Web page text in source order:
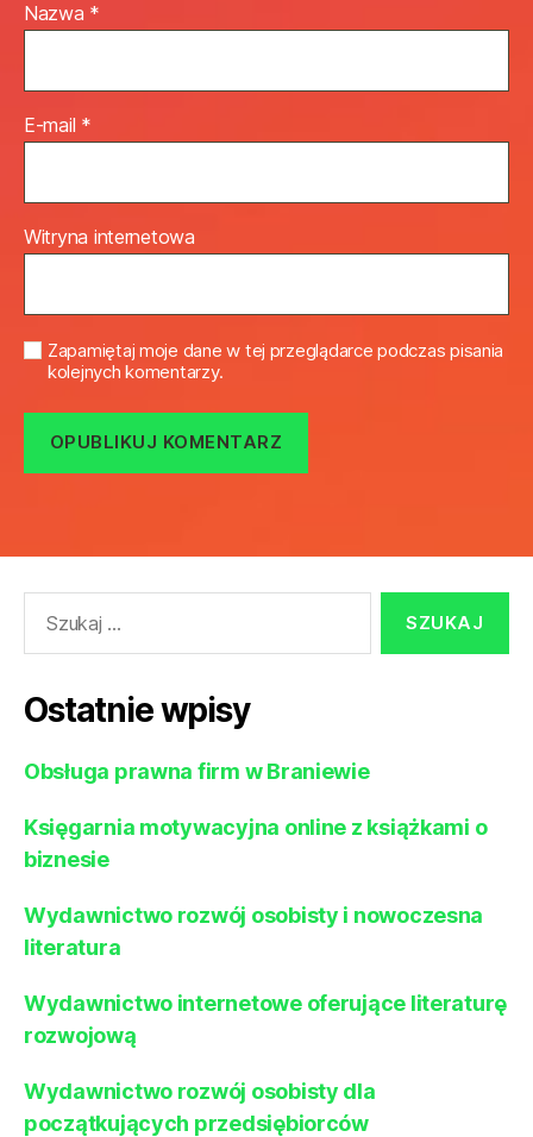
Nazwa *
E-mail *
Witryna internetowa
Zapamiętaj moje dane w tej przeglądarce podczas pisania
kolejnych komentarzy.
Ostatnie wpisy
Obsługa prawna firm w Braniewie
Księgarnia motywacyjna online z książkami o
biznesie
Wydawnictwo rozwój osobisty i nowoczesna
literatura
Wydawnictwo internetowe oferujące literaturę
rozwojową
Wydawnictwo rozwój osobisty dla
początkujących przedsiębiorców